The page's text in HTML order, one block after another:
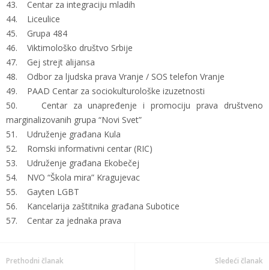
43. Centar za integraciju mladih
44. Liceulice
45. Grupa 484
46. Viktimološko društvo Srbije
47. Gej strejt alijansa
48. Odbor za ljudska prava Vranje / SOS telefon Vranje
49. PAAD Centar za sociokulturološke izuzetnosti
50. Centar za unapređenje i promociju prava društveno
marginalizovanih grupa “Novi Svet”
51. Udruženje građana Kula
52. Romski informativni centar (RIC)
53. Udruženje građana Ekobečej
54. NVO “Škola mira” Kragujevac
55. Gayten LGBT
56. Kancelarija zaštitnika građana Subotice
57. Centar za jednaka prava
Prethodni članak Sledeći članak